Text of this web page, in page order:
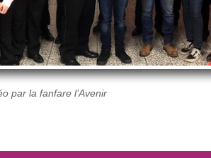
par la fanfare l’Avenir